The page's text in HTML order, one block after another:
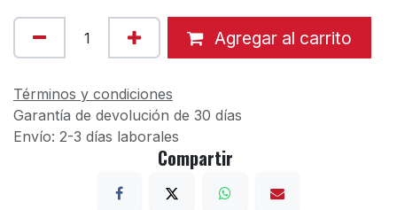
Agregar al carrito
Términos y condiciones
Garantía de devolución de 30 días
Envío: 2-3 días laborales
Compartir